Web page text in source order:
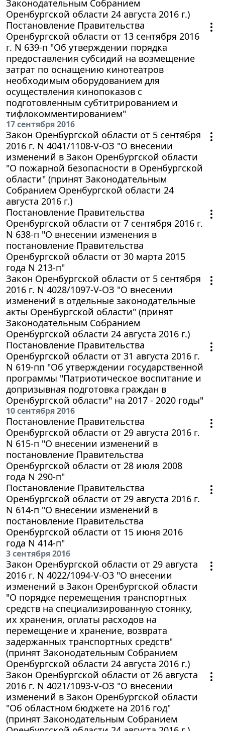
Законодательным Собранием
Оренбургской области 24 августа 2016 г.)
Постановление Правительства
Оренбургской области от 13 сентября 2016
г. N 639-п "Об утверждении порядка
предоставления субсидий на возмещение
затрат по оснащению кинотеатров
необходимым оборудованием для
осуществления кинопоказов с
подготовленным субтитрированием и
тифлокомментированием"
17 сентября 2016
Закон Оренбургской области от 5 сентября
2016 г. N 4041/1108-V-ОЗ "О внесении
изменений в Закон Оренбургской области
"О пожарной безопасности в Оренбургской
области" (принят Законодательным
Собранием Оренбургской области 24
августа 2016 г.)
Постановление Правительства
Оренбургской области от 7 сентября 2016 г.
N 638-п "О внесении изменения в
постановление Правительства
Оренбургской области от 30 марта 2015
года N 213-п"
Закон Оренбургской области от 5 сентября
2016 г. N 4028/1097-V-ОЗ "О внесении
изменений в отдельные законодательные
акты Оренбургской области" (принят
Законодательным Собранием
Оренбургской области 24 августа 2016 г.)
Постановление Правительства
Оренбургской области от 31 августа 2016 г.
N 619-пп "Об утверждении государственной
программы "Патриотическое воспитание и
допризывная подготовка граждан в
Оренбургской области" на 2017 - 2020 годы"
10 сентября 2016
Постановление Правительства
Оренбургской области от 29 августа 2016 г.
N 615-п "О внесении изменений в
постановление Правительства
Оренбургской области от 28 июля 2008
года N 290-п"
Постановление Правительства
Оренбургской области от 29 августа 2016 г.
N 614-п "О внесении изменений в
постановление Правительства
Оренбургской области от 15 июня 2016
года N 414-п"
3 сентября 2016
Закон Оренбургской области от 29 августа
2016 г. N 4022/1094-V-О3 "О внесении
изменений в Закон Оренбургской области
"О порядке перемещения транспортных
средств на специализированную стоянку,
их хранения, оплаты расходов на
перемещение и хранение, возврата
задержанных транспортных средств"
(принят Законодательным Собранием
Оренбургской области 24 августа 2016 г.)
Закон Оренбургской области от 26 августа
2016 г. N 4021/1093-V-ОЗ "О внесении
изменений в Закон Оренбургской области
"Об областном бюджете на 2016 год"
(принят Законодательным Собранием